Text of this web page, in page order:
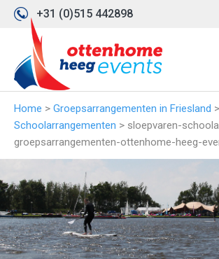
+31 (0)515 442898
Home > Groepsarrangementen in Friesland >
Schoolarrangementen > sloepvaren-
groepsarrangementen-ottenhome-heeg-